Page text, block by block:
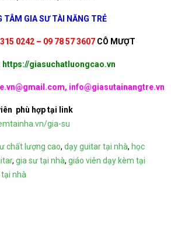
TÂM GIA SƯ TÀI NĂNG TRẺ
0242 – 09 78 57 3607 CÔ MƯỢT
https://giasuchatluongcao.vn
info@giasutainangtre.vn
phù hợp tại link
gia-su
chất lượng cao, dạy guitar tại nhà, học
, gia sư tại nhà, giáo viên dạy kèm tại
nhà